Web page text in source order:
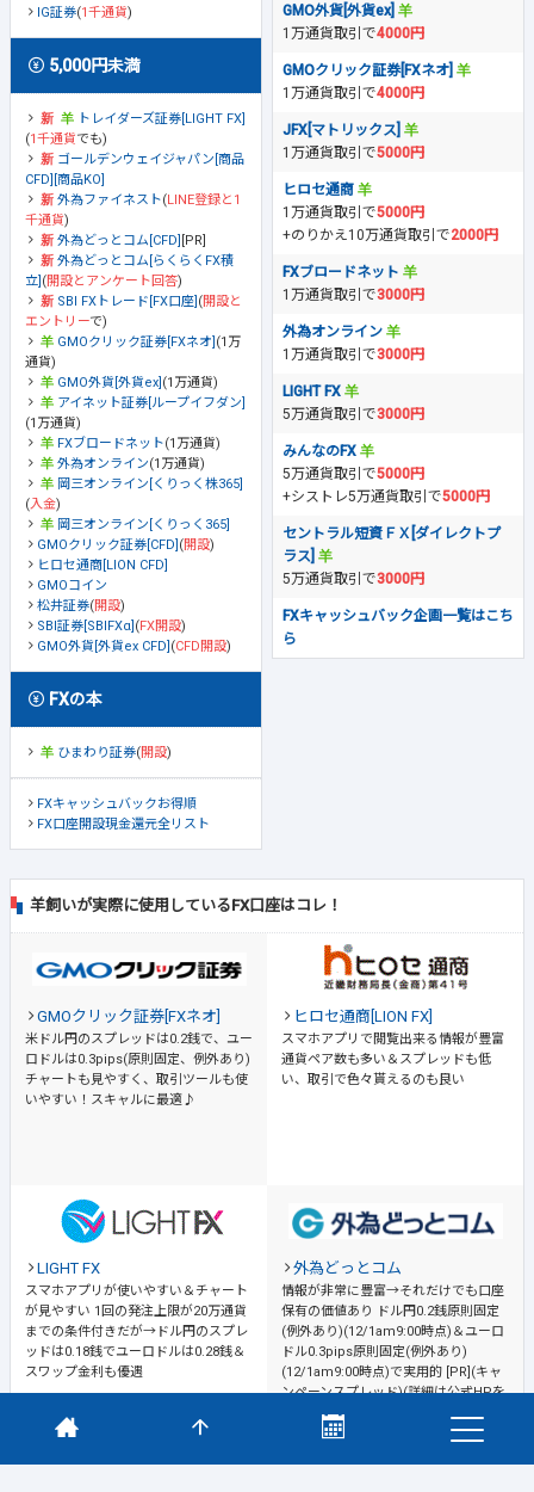
IG証券(1千通貨)
5,000円未満
トレイダーズ証券[LIGHT FX]
(1千通貨でも)
ゴールデンウェイジャパン[商品
CFD][商品KO]
外為ファイネスト(LINE登録と1
千通貨)
外為どっとコム[CFD] [PR]
外為どっとコム[らくらくFX積
立] (開設とアンケート回答)
SBI FXトレード[FX口座] (開設と
エントリーで)
GMOクリック証券[FXネオ] (1万
通貨)
GMO外貨[外貨ex] (1万通貨)
アイネット証券[ループイフダン]
(1万通貨)
FXブロードネット(1万通貨)
外為オンライン(1万通貨)
岡三オンライン[くりっく株365]
(入金)
岡三オンライン[くりっく365]
GMOクリック証券[CFD] (開設)
ヒロセ通商[LION CFD]
GMOコイン
松井証券(開設)
SBI証券[SBIFXα] (FX開設)
GMO外貨[外貨ex CFD] (CFD開設)
FXの本
ひまわり証券(開設)
FXキャッシュバックお得順
FX口座開設現金還元全リスト
GMO外貨[外貨ex]
1万通貨取引で4000円
GMOクリック証券[FXネオ]
1万通貨取引で4000円
JFX[マトリックス]
1万通貨取引で5000円
ヒロセ通商
1万通貨取引で5000円
+のりかえ10万通貨取引で2000円
FXブロードネット
1万通貨取引で3000円
外為オンライン
1万通貨取引で3000円
LIGHT FX
5万通貨取引で3000円
みんなのFX
5万通貨取引で5000円
+シストレ5万通貨取引で5000円
セントラル短資ＦＸ[ダイレクトプ
ラス]
5万通貨取引で3000円
FXキャッシュバック企画一覧はこち
ら
羊飼いが実際に使用しているFX口座はコレ！
GMOクリック証券[FXネオ]
米ドル円のスプレッドは0.2銭で、ユー
ロドルは0.3pips(原則固定、例外あり)
チャートも見やすく、取引ツールも使
いやすい！スキャルに最適♪
ヒロセ通商[LION FX]
スマホアプリで閲覧出来る情報が豊富
通貨ペア数も多い＆スプレッドも低
い、取引で色々貰えるのも良い
LIGHT FX
スマホアプリが使いやすい＆チャート
が見やすい 1回の発注上限が20万通貨
までの条件付きだが→ドル円のスプレ
ッドは0.18銭でユーロドルは0.28銭＆
スワップ金利も優遇
外為どっとコム
情報が非常に豊富→それだけでも口座
保有の価値あり
ドル円0.2銭原則固定
(例外あり)(12/1am9:00時点)＆ユーロ
ドル0.3pips原則固定(例外あり)
(12/1am9:00時点)で実用的 [PR](キャ
ンペーンスプレッド)(詳細は公式HPを
ご確認ください)